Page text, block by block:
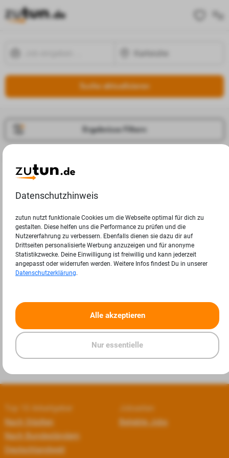
Suche aktualisieren
Ergebnisse Filtern
Deine Suchanfrage in Karlsruhe ergab leider keine
Top 10 Arbeitgeber
Nach Städten
Nach Bundesländern
Deutschlandweit
Jobseiten
Beliebte Jobs
Datenschutzhinweis
zutun nutzt funktionale Cookies um die Webseite optimal für dich zu
gestalten. Diese helfen uns die Performance zu prüfen und die
Nutzererfahrung zu verbessern. Ebenfalls dienen sie dazu dir auf
Drittseiten personalisierte Werbung anzuzeigen und für anonyme
Statistikzwecke. Deine Einwilligung ist freiwillig und kann jederzeit
angepasst oder widerrufen werden. Weitere Infos findest Du in unserer
Datenschutzerklärung.
Alle akzeptieren
Nur essentielle